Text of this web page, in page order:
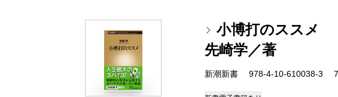
小博打のススメ
先崎学／著
新潮新書 978-4-10-610038-3